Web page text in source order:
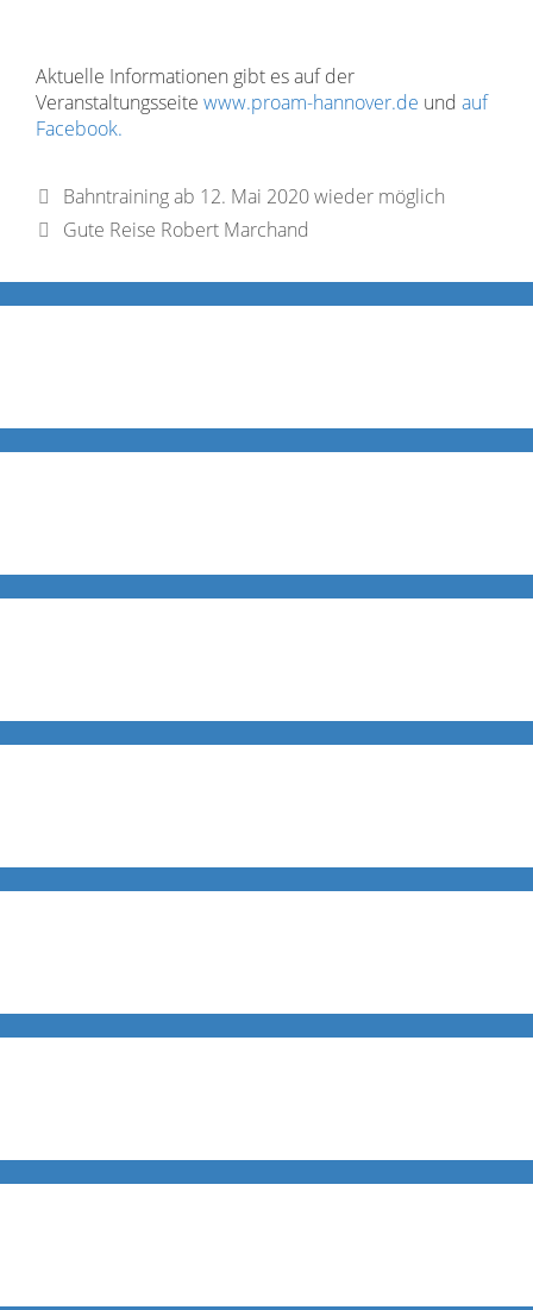
Aktuelle Informationen gibt es auf der
Veranstaltungsseite www.proam-hannover.de und auf
Facebook.
Bahntraining ab 12. Mai 2020 wieder möglich
Gute Reise Robert Marchand